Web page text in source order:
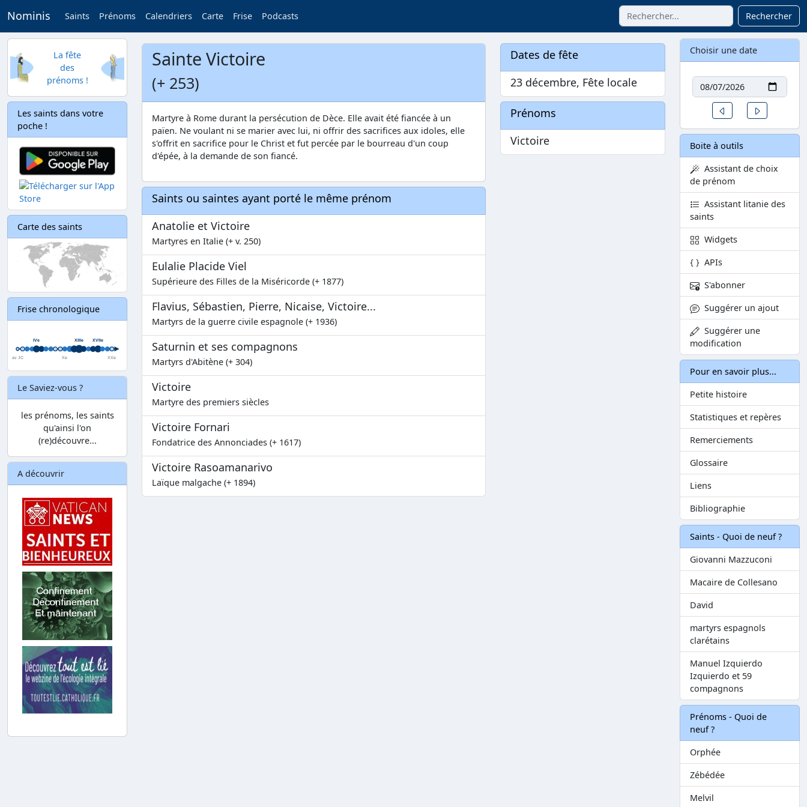
Nominis Saints Prénoms Calendriers Carte Frise Podcasts Rechercher
La fête
des
prénoms !
Les saints dans votre
poche !
Carte des saints
Frise chronologique
Le Saviez-vous ?
les prénoms, les saints
qu'ainsi l'on
(re)découvre...
A découvrir
Sainte Victoire
(+ 253)
Martyre à Rome durant la persécution de Dèce. Elle avait été fiancée à un
païen. Ne voulant ni se marier avec lui, ni offrir des sacrifices aux idoles, elle
s'offrit en sacrifice pour le Christ et fut percée par le bourreau d'un coup
d'épée, à la demande de son fiancé.
Saints ou saintes ayant porté le même prénom
Anatolie et Victoire
Martyres en Italie (+ v. 250)
Eulalie Placide Viel
Supérieure des Filles de la Miséricorde (+ 1877)
Flavius, Sébastien, Pierre, Nicaise, Victoire...
Martyrs de la guerre civile espagnole (+ 1936)
Saturnin et ses compagnons
Martyrs d'Abitène (+ 304)
Victoire
Martyre des premiers siècles
Victoire Fornari
Fondatrice des Annonciades (+ 1617)
Victoire Rasoamanarivo
Laïque malgache (+ 1894)
Dates de fête
23 décembre, Fête locale
Prénoms
Victoire
Choisir une date
Date
Un jour avant
Boite à outils
Assistant de choix
de prénom
Assistant litanie des
saints
Widgets
APIs
S'abonner
Suggérer un ajout
Suggérer une
modification
Pour en savoir plus...
Petite histoire
Statistiques et repères
Remerciements
Glossaire
Liens
Bibliographie
Saints - Quoi de neuf ?
Giovanni Mazzuconi
Macaire de Collesano
David
martyrs espagnols
clarétains
Manuel Izquierdo
Izquierdo et 59
compagnons
Prénoms - Quoi de
neuf ?
Orphée
Zébédée
Melvil